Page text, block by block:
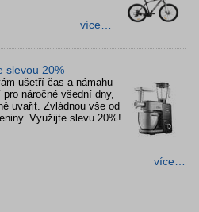
více…
slevou 20%
ušetří čas a námahu
náročné všední dny,
uvařit. Zvládnou vše od
Využijte slevu 20%!
více…